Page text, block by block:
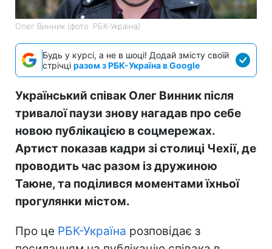
Олег Винник (фото: РБК-Україна)
Будь у курсі, а не в шоці! Додай змісту своїй
стрічці разом з РБК-Україна в Google
Український співак Олег Винник після
тривалої паузи знову нагадав про себе
новою публікацією в соцмережах.
Артист показав кадри зі столиці Чехії, де
проводить час разом із дружиною
Таюне, та поділився моментами їхньої
прогулянки містом.
Про це РБК-Україна розповідає з